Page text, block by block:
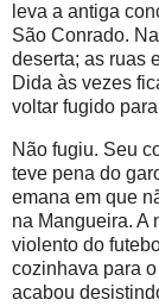
leva a antiga
São Conrado.
deserta; as ruas
Dida às vezes
voltar fugido
Não fugiu. Seu
teve pena do
emana em que
na Mangueira. A
violento do
cozinhava para
acabou